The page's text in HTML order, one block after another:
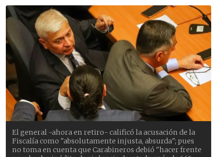
El general -ahora en retiro- calificó la acusación de la
Fiscalía como "absolutamente injusta, absurda"; pues
no toma en cuenta que Carabineros debió "hacer frente